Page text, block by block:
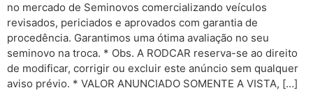
no mercado de Seminovos comercializando veículos
revisados, periciados e aprovados com garantia de
procedência. Garantimos uma ótima avaliação no seu
seminovo na troca. * Obs. A RODCAR reserva-se ao direito
de modificar, corrigir ou excluir este anúncio sem qualquer
aviso prévio. * VALOR ANUNCIADO SOMENTE A VISTA, […]